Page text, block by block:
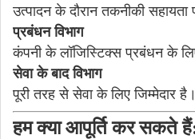
उत्पादन के दौरान तकनीकी
प्रबंधन विभाग
कंपनी के लॉजिस्टिक्स प्रबंधन के
सेवा के बाद विभाग
पूरी तरह से सेवा के लिए जिम्मेदार है।
हम क्या आपूर्ति कर सकते